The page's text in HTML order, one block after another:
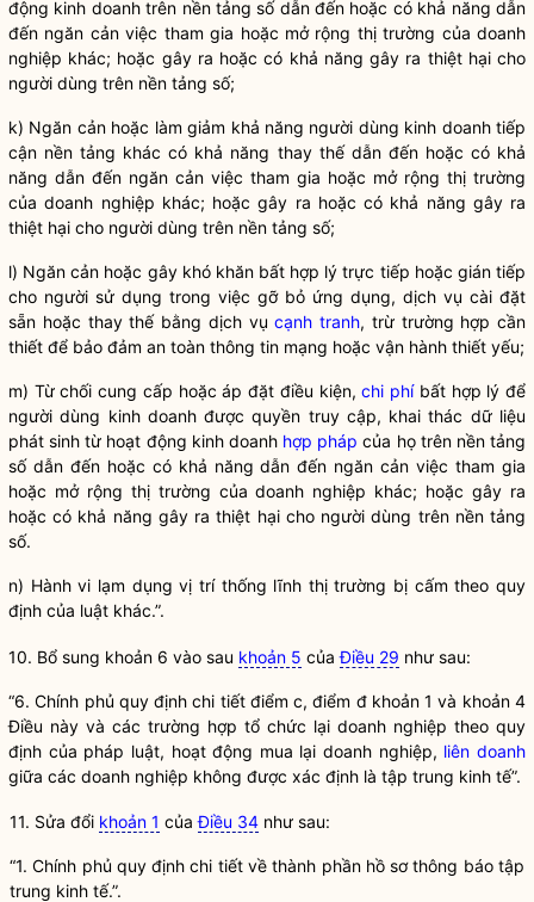
động kinh doanh trên nền tảng số dẫn đến hoặc có khả năng dẫn
đến ngăn cản việc tham gia hoặc mở rộng thị trường của doanh
nghiệp khác; hoặc gây ra hoặc có khả năng gây ra thiệt hại cho
người dùng trên nền tảng số;
k) Ngăn cản hoặc làm giảm khả năng người dùng kinh doanh tiếp
cận nền tảng khác có khả năng thay thế dẫn đến hoặc có khả
năng dẫn đến ngăn cản việc tham gia hoặc mở rộng thị trường
của doanh nghiệp khác; hoặc gây ra hoặc có khả năng gây ra
thiệt hại cho người dùng trên nền tảng số;
l) Ngăn cản hoặc gây khó khăn bất hợp lý trực tiếp hoặc gián tiếp
cho người sử dụng trong việc gỡ bỏ ứng dụng, dịch vụ cài đặt
sẵn hoặc thay thế bằng dịch vụcạnh tranh, trừ trường hợp cần
thiết để bảo đảm an toàn thông tin mạng hoặc vận hành thiết yếu;
m) Từ chối cung cấp hoặc áp đặt điều kiện,chi phíbất hợp lý để
người dùng kinh doanh được quyền truy cập, khai thác dữ liệu
phát sinh từ hoạt động kinh doanh hợp pháp của họ trên nền tảng
số dẫn đến hoặc có khả năng dẫn đến ngăn cản việc tham gia
hoặc mở rộng thị trường của doanh nghiệp khác; hoặc gây ra
hoặc có khả năng gây ra thiệt hại cho người dùng trên nền tảng
số.
n) Hành vi lạm dụng vị trí thống lĩnh thị trường bị cấm theo quy
định của luật khác.”.
10. Bổ sung khoản 6 vào sau khoản 5 củaĐiều 29 như sau:
“6. Chính phủ quy định chi tiết điểm c, điểm đ khoản 1 và khoản 4
Điều này và các trường hợp tổ chức lại doanh nghiệp theo quy
định của pháp luật, hoạt động mua lại doanh nghiệp, liên doanh
giữa các doanh nghiệp không được xác định là tập trung kinh tế”.
11. Sửa đổi khoản 1 củaĐiều 34 như sau:
“1. Chính phủ quy định chi tiết về thành phần hồ sơ thông báo tập
trung kinh tế.”.